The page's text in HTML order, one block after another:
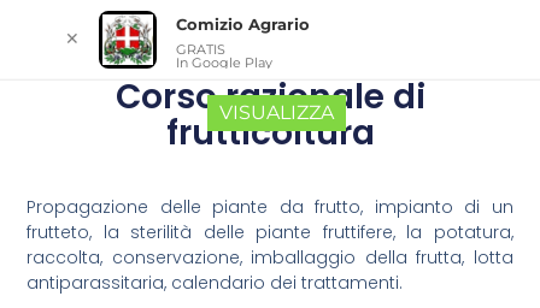
Corso razionale di
frutticoltura
Propagazione delle piante da frutto, impianto di un
frutteto, la sterilità delle piante fruttifere, la potatura,
raccolta, conservazione, imballaggio della frutta, lotta
antiparassitaria, calendario dei trattamenti.
✕
Comizio Agrario
GRATIS
In Google Play
VISUALIZZA